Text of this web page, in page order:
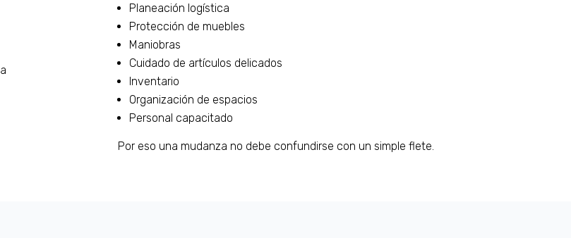
Planeación logística
Protección de muebles
Maniobras
Cuidado de artículos delicados
Inventario
Organización de espacios
Personal capacitado
Por eso una mudanza no debe confundirse con un simple flete.